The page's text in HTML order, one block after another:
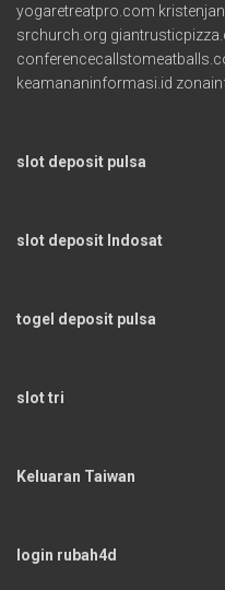
yogaretreatpro.com
srchurch.org
keamananinformasi.id
slot deposit pulsa
slot deposit Indosat
togel deposit pulsa
slot tri
Keluaran Taiwan
login rubah4d